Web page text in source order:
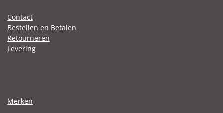
Contact
Bestellen en Betalen
Retourneren
Levering
Merken